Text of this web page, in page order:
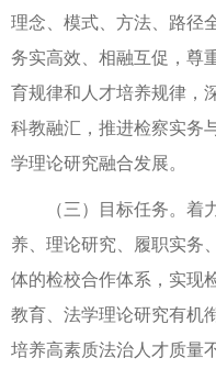
理念、模式、方法、路径
务实高效、相融互促，尊
育规律和人才培养规律，
科教融汇，推进检察实务
学理论研究融合发展。
（三）目标任务。着
养、理论研究、履职实务
体的检校合作体系，实现
教育、法学理论研究有机
培养高素质法治人才质量